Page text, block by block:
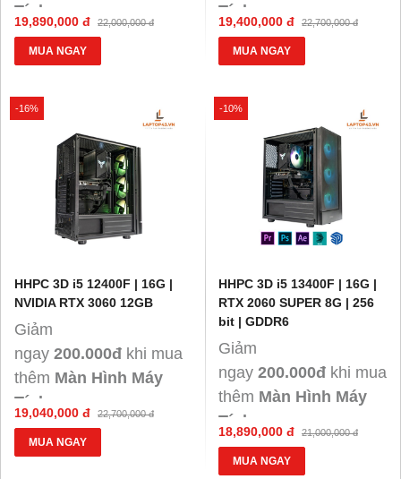
Tính
Giảm
300.000đ
Giảm
mỗi
loại khi mua thêm
chuột, phím, tai
nghe.
19,890,000 đ 22,000,000 đ
MUA NGAY
Tính
Giảm
300.000đ
Giảm
100.000đ
mỗi
loại khi mua thêm
chuột, phím, tai
nghe.
19,400,000 đ 22,700,000 đ
MUA NGAY
-16%
HHPC 3D i5 12400F | 16G |
NVIDIA RTX 3060 12GB
Giảm
ngay 200.000đ khi mua
thêm Màn Hình Máy
Tính
Giảm
300.000đ
19,040,000 đ 22,700,000 đ
MUA NGAY
-10%
HHPC 3D i5 13400F | 16G |
RTX 2060 SUPER 8G | 256
bit | GDDR6
Giảm
ngay 200.000đ khi mua
thêm Màn Hình Máy
Tính
Giảm
300.000đ
18,890,000 đ 21,000,000 đ
MUA NGAY